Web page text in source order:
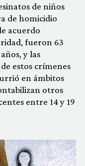
de niños
de homicidio
acuerdo
fueron 63
y las
estos crímenes
en ámbitos
otros
entre 14 y 19